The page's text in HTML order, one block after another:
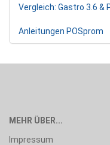
Vergleich: Gastro 3.6 &
Anleitungen POSprom
MEHR ÜBER...
Impressum